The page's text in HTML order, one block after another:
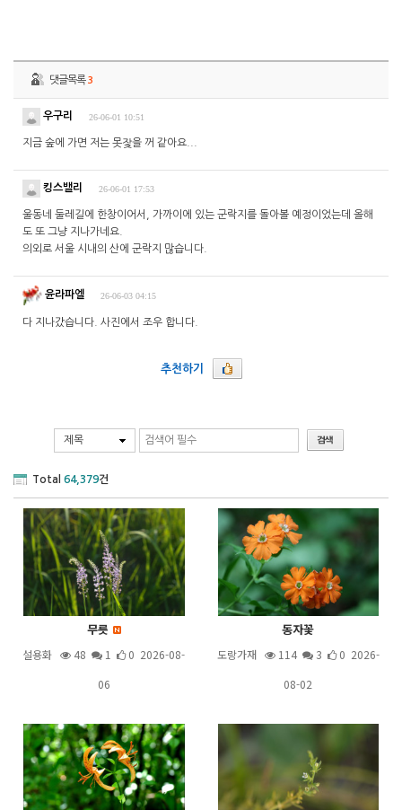
댓글목록3
우구리 26-06-01 10:51
지금 숲에 가면 저는 못잧을 꺼 같아요...
킹스밸리 26-06-01 17:53
울동네 둘레길에 한창이어서, 가까이에 있는 군락지를 돌아볼 예정이었는데 올해
도 또 그냥 지나가네요.
의외로 서울 시내의 산에 군락지 많습니다.
윤라파엘 26-06-03 04:15
다 지나갔습니다. 사진에서 조우 합니다.
추천하기
제목
Total 64,379건
무릇
설용화 48 1
0 2026-08-
06
동자꽃
도랑가재 114 3
0 2026-
08-02